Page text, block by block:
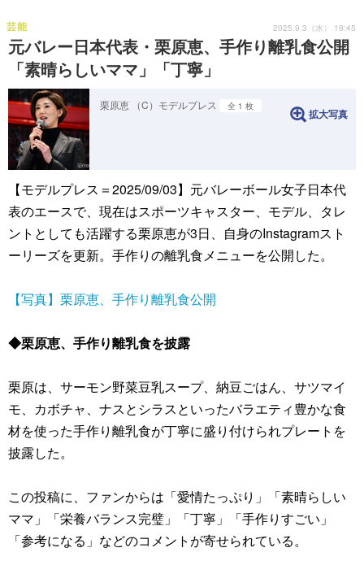
元バレー日本代表・栗原恵、手作り離乳食公開
「素晴らしいママ」「丁寧」
芸能 2025.9.3（水） 19:45
栗原恵 （C）モデルプレス 全 1 枚
拡大写真
【モデルプレス＝2025/09/03】元バレーボール女子日本代
表のエースで、現在はスポーツキャスター、モデル、タレ
ントとしても活躍する栗原恵が3日、自身のInstagramスト
ーリーズを更新。手作りの離乳食メニューを公開した。
【写真】栗原恵、手作り離乳食公開
◆栗原恵、手作り離乳食を披露
栗原は、サーモン野菜豆乳スープ、納豆ごはん、サツマイ
モ、カボチャ、ナスとシラスといったバラエティ豊かな食
材を使った手作り離乳食が丁寧に盛り付けられプレートを
披露した。
この投稿に、ファンからは「愛情たっぷり」「素晴らしい
ママ」「栄養バランス完璧」「丁寧」「手作りすごい」
「参考になる」などのコメントが寄せられている。